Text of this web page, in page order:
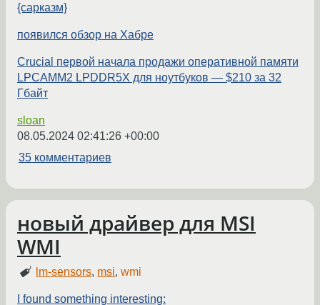
{сарказм}
появился обзор на Хабре
Crucial первой начала продажи оперативной памяти
LPCAMM2 LPDDR5X для ноутбуков — $210 за 32
Гбайт
sloan
08.05.2024 02:41:26 +00:00
35 комментариев
новый драйвер для MSI
WMI
lm-sensors, msi,wmi
I found something interesting: